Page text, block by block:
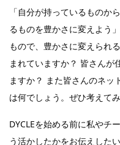
「自分が持っているものか
るものを豊かさに変えよう
もので、豊かさに変えられ
まれていますか？ 皆さんが
ますか？ また皆さんのネッ
は何でしょう。ぜひ考えてみ
DYCLEを始める前に私やチ
う活かしたかをお伝えした